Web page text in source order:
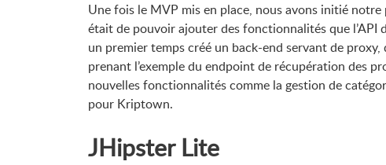
Une fois le MVP mis en place, nous avons initié
était de pouvoir ajouter des fonctionnalités que
un premier temps créé un back-end servant de
prenant l’exemple du endpoint de récupération des
nouvelles fonctionnalités comme la gestion de
pour Kriptown.
JHipster Lite